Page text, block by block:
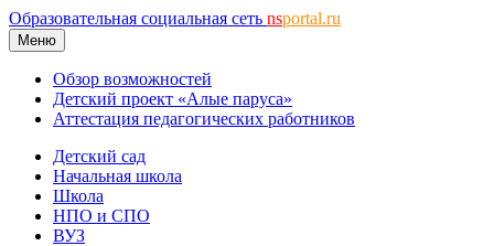
Образовательная социальная сеть nsportal.ru
Меню
Обзор возможностей
Детский проект «Алые паруса»
Аттестация педагогических работников
Детский сад
Начальная школа
Школа
НПО и СПО
ВУЗ